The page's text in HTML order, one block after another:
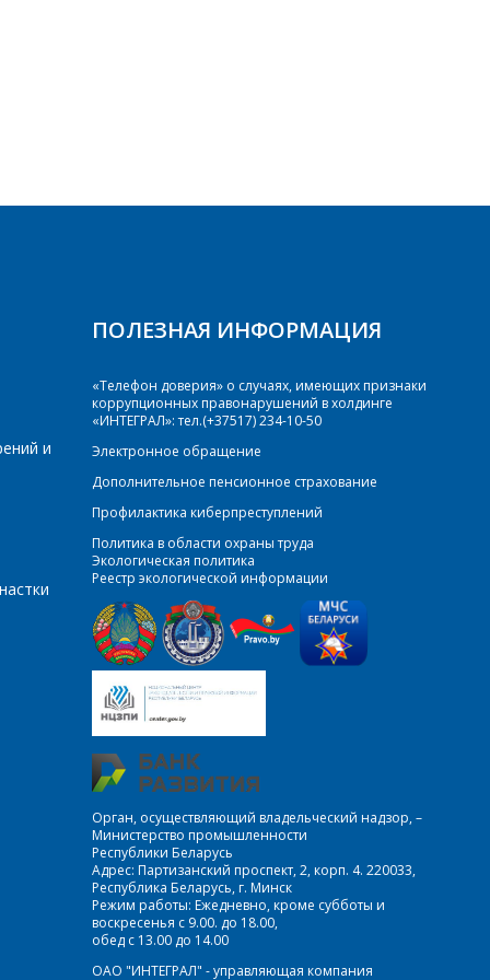
и
ПОЛЕЗНАЯ ИНФОРМАЦИЯ
«Телефон доверия» о случаях, имеющих признаки
коррупционных правонарушений в холдинге
«ИНТЕГРАЛ»: тел.(+37517) 234-10-50
Электронное обращение
Дополнительное пенсионное страхование
Профилактика киберпреступлений
Политика в области охраны труда
Экологическая политика
Реестр экологической информации
Орган, осуществляющий владельческий надзор, –
Министерство промышленности
Республики Беларусь
Адрес: Партизанский проспект, 2, корп. 4. 220033,
Республика Беларусь, г. Минск
Режим работы: Ежедневно, кроме субботы и
воскресенья с 9.00. до 18.00,
обед с 13.00 до 14.00
ОАО "ИНТЕГРАЛ" - управляющая компания